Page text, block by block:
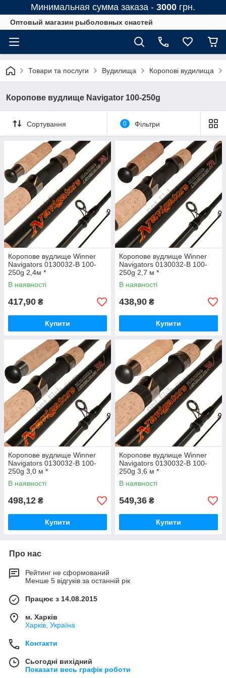
Минимальная сумма заказа - 3000 грн.
Оптовый магазин рыболовных снастей
Товари та послуги Вудилища Коропові вудилища
Коропове вудлище Navigator 100-250g
Сортування 0 Фільтри
Коропове вудлище Winner
Navigators 0130032-B 100-
250g 2,4м *
В наявності
417,90 ₴
Купити
Коропове вудлище Winner
Navigators 0130032-B 100-
250g 2,7 м *
В наявності
438,90 ₴
Купити
Коропове вудлище Winner
Navigators 0130032-B 100-
250g 3,0 м *
В наявності
498,12 ₴
Купити
Коропове вудлище Winner
Navigators 0130032-B 100-
250g 3,6 м *
В наявності
549,36 ₴
Купити
Про нас
Рейтинг не сформований
Менше 5 відгуків за останній рік
Працює з 14.08.2015
м. Харків
Харків, Україна
Контакти
Сьогодні вихідний
Показати весь графік роботи